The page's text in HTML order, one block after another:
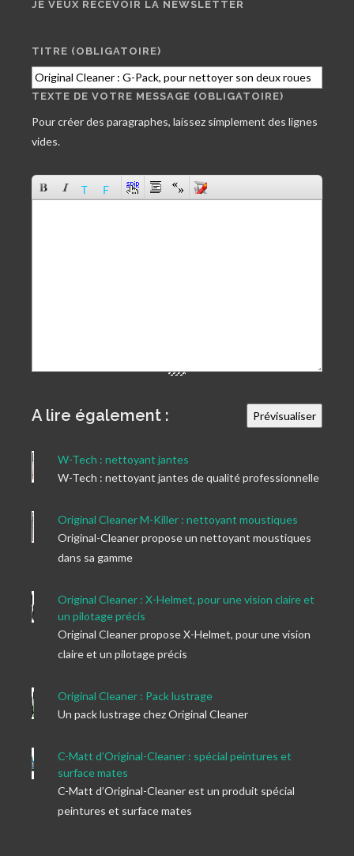
JE VEUX RECEVOIR LA NEWSLETTER
TITRE (OBLIGATOIRE)
TEXTE DE VOTRE MESSAGE (OBLIGATOIRE)
Pour créer des paragraphes, laissez simplement des lignes
vides.
A lire également :
W-Tech : nettoyant jantes
W-Tech : nettoyant jantes de qualité professionnelle
Original Cleaner M-Killer : nettoyant moustiques
Original-Cleaner propose un nettoyant moustiques
dans sa gamme
Original Cleaner : X-Helmet, pour une vision claire et
un pilotage précis
Original Cleaner propose X-Helmet, pour une vision
claire et un pilotage précis
Original Cleaner : Pack lustrage
Un pack lustrage chez Original Cleaner
C-Matt d’Original-Cleaner : spécial peintures et
surface mates
C-Matt d’Original-Cleaner est un produit spécial
peintures et surface mates